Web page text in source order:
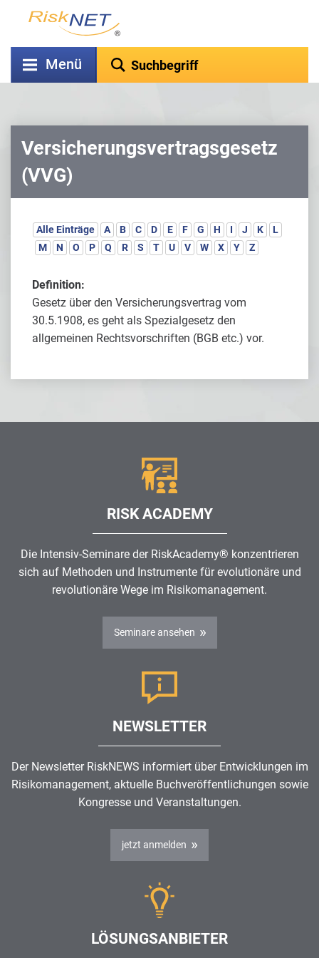
Menü
Versicherungsvertragsgesetz
(VVG)
Alle Einträge A B C D E F G H I J K
L
M
N O P Q R S T U V W X Y Z
Definition:
Gesetz über den Versicherungsvertrag vom
30.5.1908, es geht als Spezialgesetz den
allgemeinen Rechtsvorschriften (BGB etc.) vor.
RISK ACADEMY
Die Intensiv-Seminare der RiskAcademy® konzentrieren
sich auf Methoden und Instrumente für evolutionäre und
revolutionäre Wege im Risikomanagement.
Seminare ansehen
NEWSLETTER
Der Newsletter RiskNEWS informiert über Entwicklungen im
Risikomanagement, aktuelle Buchveröffentlichungen sowie
Kongresse und Veranstaltungen.
jetzt anmelden
LÖSUNGSANBIETER